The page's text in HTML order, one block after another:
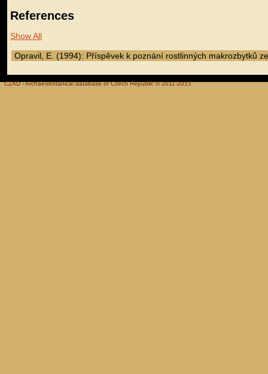
References
Show All
Opravil, E. (1994): Příspěvek k poznání rostlinných makrozbytků
CZAD - Archaeobotanical database of Czech Republic © 2011-2015